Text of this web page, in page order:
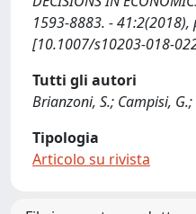
1593-8883. - 41:2(2018),
[10.1007/s10203-018-
Tutti gli autori
Brianzoni, S.; Campisi,
Tipologia
Articolo su rivista